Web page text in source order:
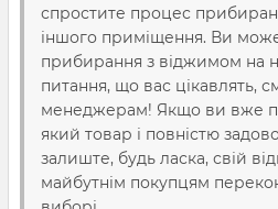
спростите процес
іншого приміщення. Ви
прибирання з віджимом на
питання, що вас цікавлять,
менеджерам! Якщо ви вже
який товар і повністю
залиште, будь ласка, свій
майбутнім покупцям